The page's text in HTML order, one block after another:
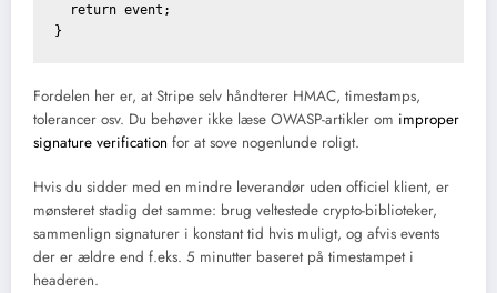
  return event;
Fordelen her er, at Stripe selv håndterer HMAC, timestamps,
tolerancer osv. Du behøver ikke læse OWASP-artikler om improper
signature verification for at sove nogenlunde roligt.
Hvis du sidder med en mindre leverandør uden officiel klient, er
mønsteret stadig det samme: brug veltestede crypto-biblioteker,
sammenlign signaturer i konstant tid hvis muligt, og afvis events
der er ældre end f.eks. 5 minutter baseret på timestampet i
headeren.